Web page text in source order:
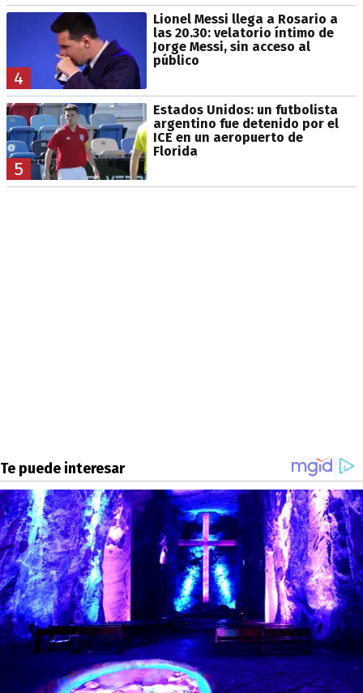
4
Lionel Messi llega a Rosario a
las 20.30: velatorio íntimo de
Jorge Messi, sin acceso al
público
5
Estados Unidos: un futbolista
argentino fue detenido por el
ICE en un aeropuerto de
Florida